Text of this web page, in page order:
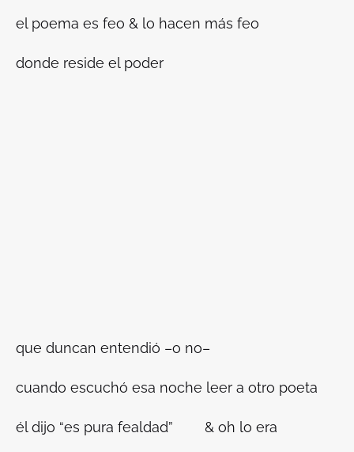
el poema es feo & lo hacen más feo
donde reside el poder
que duncan entendió –o no–
cuando escuchó esa noche leer a otro poeta
él dijo “es pura fealdad” & oh lo era